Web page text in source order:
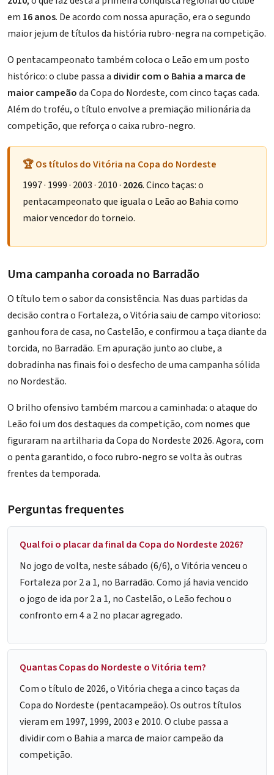
em 16 anos. De acordo com nossa apuração, era o segundo
maior jejum de títulos da história rubro-negra na competição.
O pentacampeonato também coloca o Leão em um posto
histórico: o clube passa a dividir com o Bahia a marca de
maior campeãoda Copa do Nordeste, com cinco taças cada.
Além do troféu, o título envolve a premiação milionária da
competição, que reforça o caixa rubro-negro.
🏆 Os títulos do Vitória na Copa do Nordeste
1997 · 1999 · 2003 · 2010 · 2026. Cinco taças: o
pentacampeonato que iguala o Leão ao Bahia como
maior vencedor do torneio.
Uma campanha coroada no Barradão
O título tem o sabor da consistência. Nas duas partidas da
decisão contra o Fortaleza, o Vitória saiu de campo vitorioso:
ganhou fora de casa, no Castelão, e confirmou a taça diante da
torcida, no Barradão. Em apuração junto ao clube, a
dobradinha nas finais foi o desfecho de uma campanha sólida
no Nordestão.
O brilho ofensivo também marcou a caminhada: o ataque do
Leão foi um dos destaques da competição, com nomes que
figuraram naartilharia da Copa do Nordeste 2026. Agora, com
o penta garantido, o foco rubro-negro se volta às outras
frentes da temporada.
Perguntas frequentes
Qual foi o placar da final da Copa do Nordeste 2026?
No jogo de volta, neste sábado (6/6), o Vitória venceu o
Fortaleza por 2 a 1, no Barradão. Como já havia vencido
o jogo de ida por 2 a 1, no Castelão, o Leão fechou o
confronto em 4 a 2 no placar agregado.
Quantas Copas do Nordeste o Vitória tem?
Com o título de 2026, o Vitória chega a cinco taças da
Copa do Nordeste (pentacampeão). Os outros títulos
vieram em 1997, 1999, 2003 e 2010. O clube passa a
dividir com o Bahia a marca de maior campeão da
competição.